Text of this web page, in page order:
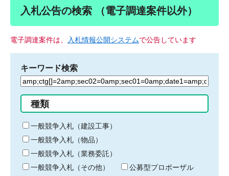
入札公告の検索 （電子調達案件以外）
電子調達案件は、 入札情報公開システムで公告しています
キーワード検索
検
る
キ
ー
ワ
ー
ド
種類
一般競争入札（建設工事）
一般競争入札（物品）
一般競争入札（業務委託）
一般競争入札（その他）
公募型プロポーザル